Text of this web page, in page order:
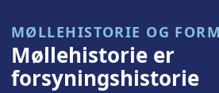
MØLLEHISTORIE OG
Møllehistorie er
forsyningshistorie